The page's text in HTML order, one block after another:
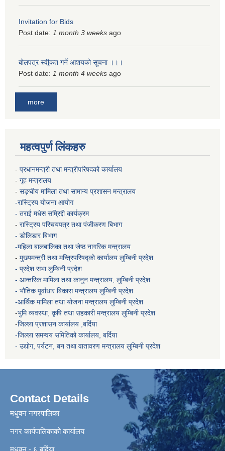
Invitation for Bids
Post date: 1 month 3 weeks ago
बोलपत्र स्वीृकत गर्ने आशयको सूचना ।।।
Post date: 1 month 4 weeks ago
more
महत्वपुर्ण लिंकहरु
- प्रधानमन्त्री तथा मन्त्रीपरिषदको कार्यालय
- गृह मन्त्रालय
- सङ्घीय मामिला तथा सामान्य प्रशासन मन्त्रालय
-रास्ट्रिय योजना आयोग
- तराई मधेस सम्रिद्दी कार्यक्रम
- रास्ट्रिय परिचयपत्र तथा पंजीकरण बिभाग
- डोलिडार बिभाग
-महिला बालबालिका तथा जेष्ठ नागरिक मन्त्रालय
- मुख्यमन्त्री तथा मन्त्रिपरिषद्को कार्यालय लुम्बिनी प्रदेश
- प्रदेश सभा लुम्बिनी प्रदेश
- आन्तरिक मामिला तथा कानुन मन्त्रालय, लुम्बिनी प्रदेश
- भौतिक पूर्वाधार बिकास मन्त्रालय लुम्बिनी प्रदेश
-आर्थिक मामिला तथा योजना मन्त्रालय लुम्बिनी प्रदेश
-भुमि व्यवस्था, कृषि तथा सहकारी मन्त्रालय लुम्बिनी प्रदेश
-जिल्ला प्रशासन कार्यालय ,बर्दिया
-जिल्ला समन्वय समितिको कार्यालय, बर्दिया
- उद्योग, पर्यटन, बन तथा वातावरण मन्त्रालय लुम्बिनी प्रदेश
Contact Details
मधुवन नगरपालिका
नगर कार्यपालिकाको कार्यालय
मधुवन - ६ बर्दिया